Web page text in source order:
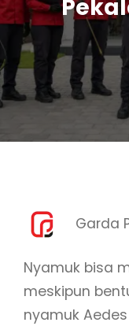
Garda
Nyamuk bisa
meskipun
nyamuk